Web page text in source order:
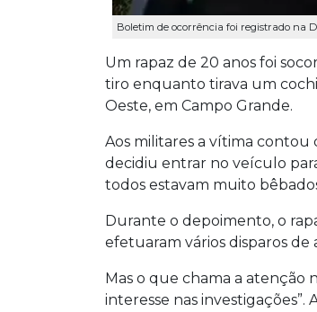
Boletim de ocorrência foi registrado na
Um rapaz de 20 anos foi
tiro enquanto tirava um
Oeste, em Campo Grande.
Aos militares a vítima
decidiu entrar no veículo
todos estavam muito
Durante o depoimento, o
efetuaram vários disparos
Mas o que chama a atenção
interesse nas